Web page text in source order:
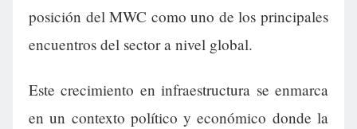
posición del MWC como uno de los principales
encuentros del sector a nivel global.
Este crecimiento en infraestructura se enmarca
en un contexto político y económico donde la